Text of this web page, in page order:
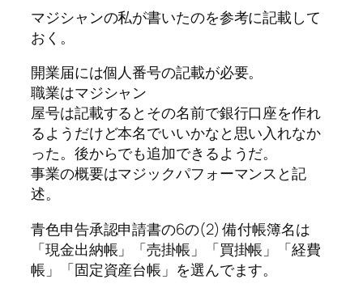
マジシャンの私が書いたのを参考に記載して
おく。
開業届には個人番号の記載が必要。
職業はマジシャン
屋号は記載するとその名前で銀行口座を作れ
るようだけど本名でいいかなと思い入れなか
った。後からでも追加できるようだ。
事業の概要はマジックパフォーマンスと記
述。
青色申告承認申請書の6の(2) 備付帳簿名は
「現金出納帳」「売掛帳」「買掛帳」「経費
帳」「固定資産台帳」を選んでます。